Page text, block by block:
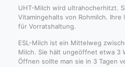
UHT-Milch wird ultrahocherhitzt.
Vitamingehalts von Rohmilch.
für Vorratshaltung.
ESL-Milch ist ein Mittelweg
Milch. Sie hält ungeöffnet etwa 3
Öffnen sollte man sie in 3 Tagen